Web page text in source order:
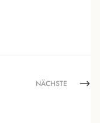
NÄCHSTE